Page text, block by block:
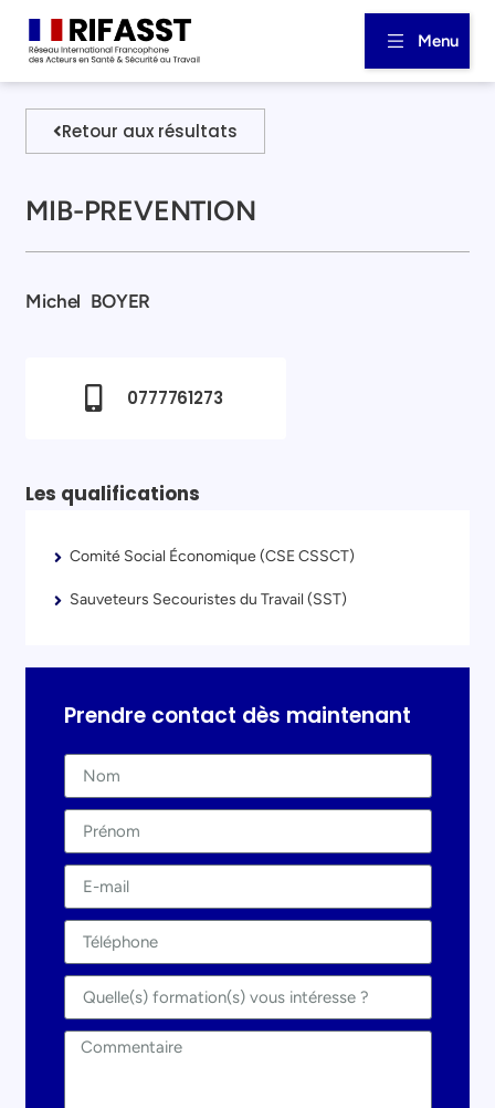
Menu
Retour aux résultats
MIB-PREVENTION
Michel BOYER
0777761273
Les qualifications
Comité Social Économique (CSE CSSCT)
Sauveteurs Secouristes du Travail (SST)
Prendre contact dès maintenant